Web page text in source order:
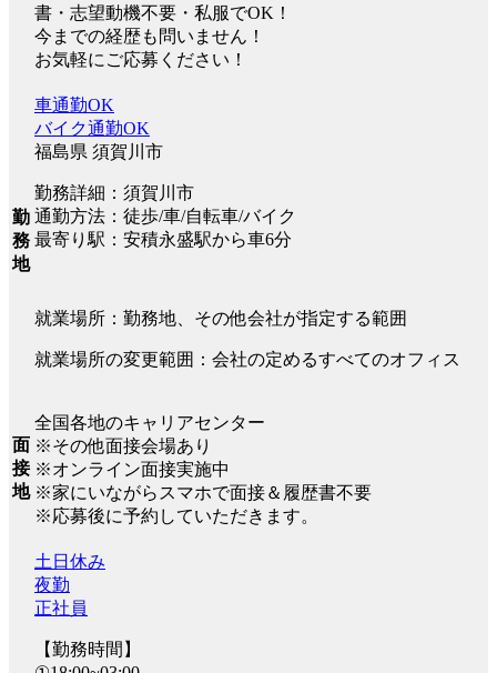
書・志望動機不要・私服でOK！
今までの経歴も問いません！
お気軽にご応募ください！
勤
務
地
車通勤OK
バイク通勤OK
福島県 須賀川市
勤務詳細：須賀川市
通勤方法：徒歩/車/自転車/バイク
最寄り駅：安積永盛駅から車6分
就業場所：勤務地、その他会社が指定する範囲
就業場所の変更範囲：会社の定めるすべてのオフィス
面
接
地
全国各地のキャリアセンター
※その他面接会場あり
※オンライン面接実施中
※家にいながらスマホで面接＆履歴書不要
※応募後に予約していただきます。
土日休み
夜勤
正社員
【勤務時間】